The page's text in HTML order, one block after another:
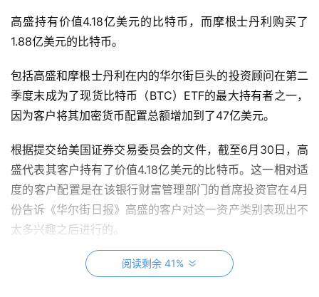
高盛持有价值4.18亿美元的比特币，而摩根士丹利购买了
1.88亿美元的比特币。
包括高盛和摩根士丹利在内的华尔街巨头的投资顾问在第二
季度末成为了现货比特币（BTC）ETF的最大持有者之一，
因为客户将其加密货币配置总额增加到了47亿美元。
根据提交给美国证券交易委员会的文件，截至6月30日，高
盛代表其客户持有了价值4.18亿美元的比特币。这一相对适
度的客户配置是在该银行财富管理部门的首席投资官在4月
份告诉《华尔街日报》高盛的客户对这一资产类别表现出不
太多兴趣之后进行的。
据报道，摩根士丹利最近刚刚批准其经纪人向客户提供比特
阅读剩余 41%